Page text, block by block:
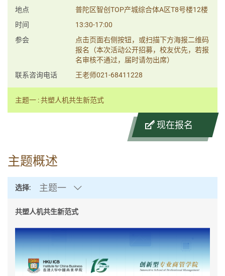
地点
普陀区智创TOP产城综合体A区T8号楼12楼
时间
13:30-17:00
参会
点击页面右侧按钮，或扫描下方海报二维码
报名（本次活动公开招募，校友优先，若报
名审核不通过，届时请勿出席）
联系咨询电话
王老师021-68411228
主题一 : 共塑人机共生新范式
现在报名
主题概述
选择: 主题一
共塑人机共生新范式